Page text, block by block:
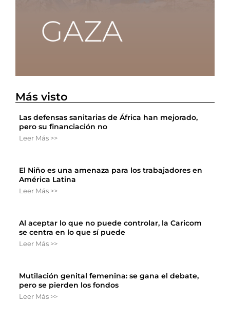
Más visto
Las defensas sanitarias de África han mejorado,
pero su financiación no
Leer Más >>
El Niño es una amenaza para los trabajadores en
América Latina
Leer Más >>
Al aceptar lo que no puede controlar, la Caricom
se centra en lo que sí puede
Leer Más >>
Mutilación genital femenina: se gana el debate,
pero se pierden los fondos
Leer Más >>